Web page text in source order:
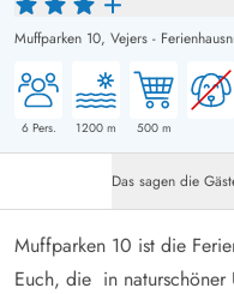
Muffparken 10, Vejers -
6Pers. 1200 m 500m
Das sagen die
Muffparken 10 ist die
Euch, die in